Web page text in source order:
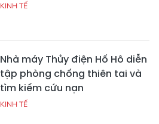
KINH TẾ
Nhà máy Thủy điện Hố Hô diễn
tập phòng chống thiên tai và
tìm kiếm cứu nạn
KINH TẾ